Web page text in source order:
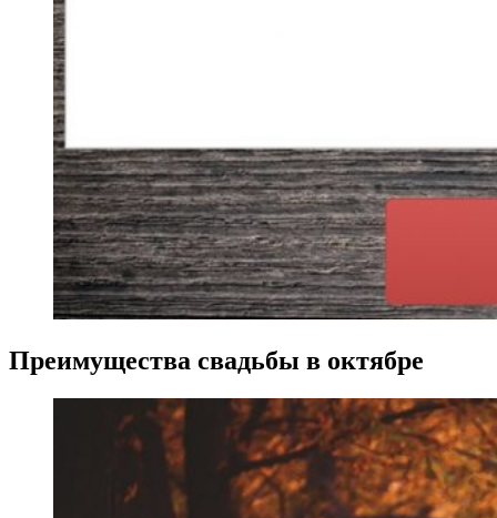
Преимущества свадьбы в октябре